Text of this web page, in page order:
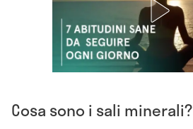
Cosa sono i sali minerali?